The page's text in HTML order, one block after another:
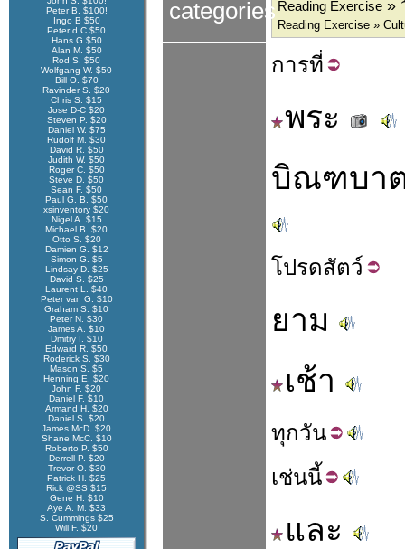
Peter B. $100!
Ingo B $50
Peter d C $50
Hans G $50
Alan M. $50
Rod S. $50
Wolfgang W. $50
Bill O. $70
Ravinder S. $20
Chris S. $15
Jose D-C $20
Steven P. $20
Daniel W. $75
Rudolf M. $30
David R. $50
Judith W. $50
Roger C. $50
Steve D. $50
Sean F. $50
Paul G. B. $50
xsinventory $20
Nigel A. $15
Michael B. $20
Otto S. $20
Damien G. $12
Simon G. $5
Lindsay D. $25
David S. $25
Laurent L. $40
Peter van G. $10
Graham S. $10
Peter N. $30
James A. $10
Dmitry I. $10
Edward R. $50
Roderick S. $30
Mason S. $5
Henning E. $20
John F. $20
Daniel F. $10
Armand H. $20
Daniel S. $20
James McD. $20
Shane McC. $10
Roberto P. $50
Derrell P. $20
Trevor O. $30
Patrick H. $25
Rick @SS $15
Gene H. $10
Aye A. M. $33
S. Cummings $25
Will F. $20
categories Reading Exercise »
Reading Exercise »
การที่
พระ
บิณฑบา
โปรดสัตว์
ยาม
เช้า
ทุกวัน
เช่นนี้
และ